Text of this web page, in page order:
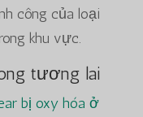
công của loại
khu vực.
tương lai
bị oxy hóa ở